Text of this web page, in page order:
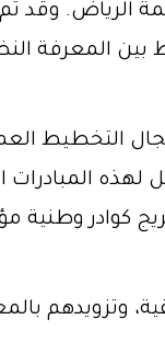
الرياض. وقد
بين المعرفة
التخطيط
لهذه
وطنية
وتزويدهم